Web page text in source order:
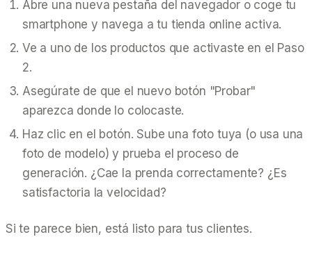
Abre una nueva pestaña del navegador o coge tu
smartphone y navega a tu tienda online activa.
Ve a uno de los productos que activaste en el Paso
2.
Asegúrate de que el nuevo botón "Probar"
aparezca donde lo colocaste.
Haz clic en el botón. Sube una foto tuya (o usa una
foto de modelo) y prueba el proceso de
generación. ¿Cae la prenda correctamente? ¿Es
satisfactoria la velocidad?
Si te parece bien, está listo para tus clientes.